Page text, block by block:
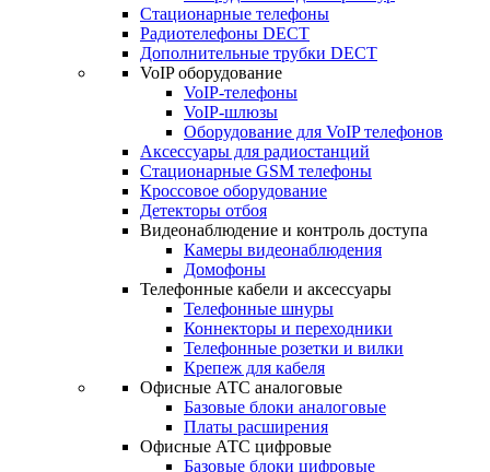
Стационарные телефоны
Радиотелефоны DECT
Дополнительные трубки DECT
VoIP оборудование
VoIP-телефоны
VoIP-шлюзы
Оборудование для VoIP телефонов
Аксессуары для радиостанций
Стационарные GSM телефоны
Кроссовое оборудование
Детекторы отбоя
Видеонаблюдение и контроль доступа
Камеры видеонаблюдения
Домофоны
Телефонные кабели и аксессуары
Телефонные шнуры
Коннекторы и переходники
Телефонные розетки и вилки
Крепеж для кабеля
Офисные АТС аналоговые
Базовые блоки аналоговые
Платы расширения
Офисные АТС цифровые
Базовые блоки цифровые